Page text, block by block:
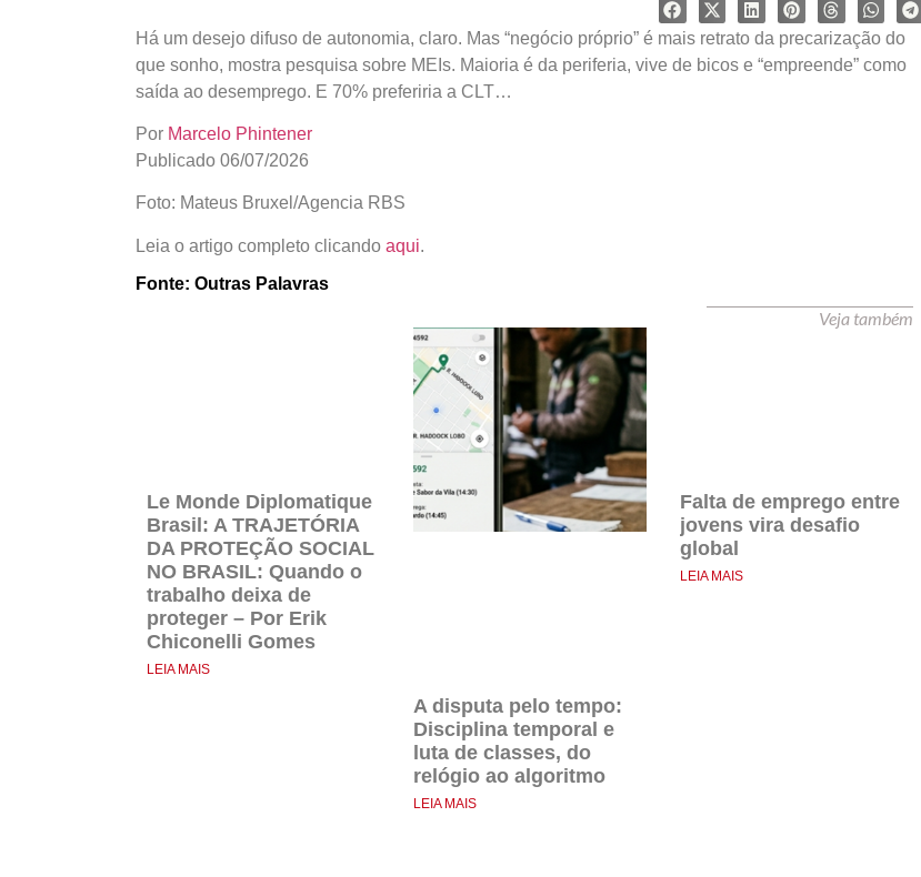
Há um desejo difuso de autonomia, claro. Mas “negócio próprio” é mais retrato da precarização do
que sonho, mostra pesquisa sobre MEIs. Maioria é da periferia, vive de bicos e “empreende” como
saída ao desemprego. E 70% preferiria a CLT…
Por Marcelo Phintener
Publicado 06/07/2026
Foto: Mateus Bruxel/Agencia RBS
Leia o artigo completo clicando aqui.
Fonte: Outras Palavras
Veja também
Le Monde Diplomatique
Brasil: A TRAJETÓRIA
DA PROTEÇÃO SOCIAL
NO BRASIL: Quando o
trabalho deixa de
proteger – Por Erik
Chiconelli Gomes
LEIA MAIS
A disputa pelo tempo:
Disciplina temporal e
luta de classes, do
relógio ao algoritmo
LEIA MAIS
Falta de emprego entre
jovens vira desafio
global
LEIA MAIS